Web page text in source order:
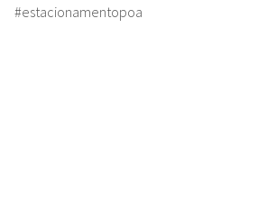
#estacionamentopoa